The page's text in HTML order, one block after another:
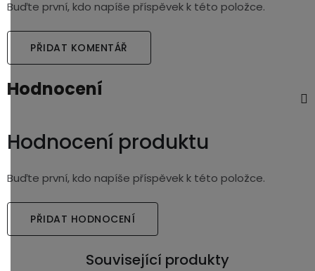
Buďte první, kdo napíše příspěvek k této položce.
PŘIDAT KOMENTÁŘ
Hodnocení
Hodnocení produktu
Buďte první, kdo napíše příspěvek k této položce.
PŘIDAT HODNOCENÍ
Související produkty